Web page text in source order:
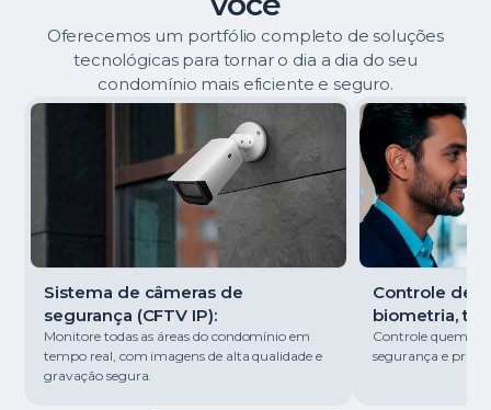
Oferecemos um portfólio completo de soluções
tecnológicas para tornar o dia a dia do seu
condomínio mais eficiente e seguro.
Sistema de câmeras de
segurança (CFTV IP):
Monitore todas as áreas do condomínio em
tempo real, com imagens de alta qualidade e
gravação segura.
Controle de
biometria,
Controle quem
segurança e